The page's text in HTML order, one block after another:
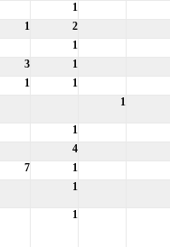
1
1 2
1
3
1
1 1
1
1
4
7 1
1
1